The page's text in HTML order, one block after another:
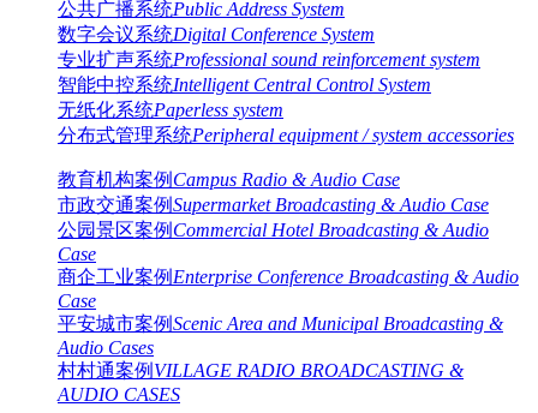
公共广播系统Public Address System
数字会议系统Digital Conference System
专业扩声系统Professional sound reinforcement system
智能中控系统Intelligent Central Control System
无纸化系统Paperless system
分布式管理系统Peripheral equipment / system accessories
教育机构案例 Campus Radio & Audio Case
市政交通案例Supermarket Broadcasting & Audio Case
公园景区案例 Commercial Hotel Broadcasting & Audio
Case
商企工业案例 Enterprise Conference Broadcasting & Audio
Case
平安城市案例Scenic Area and Municipal Broadcasting &
Audio Cases
村村通案例 VILLAGE RADIO BROADCASTING &
AUDIO CASES